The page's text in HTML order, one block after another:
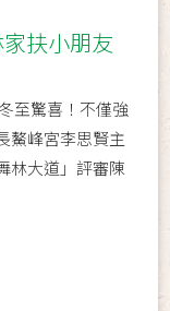
扶小朋友
至驚喜！不僅強
鰲峰宮李思賢主
林大道」評審陳